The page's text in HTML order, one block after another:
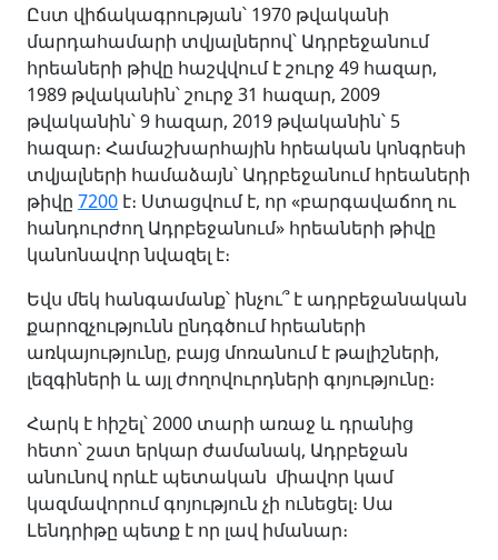
Ըստ վիճակագրության՝ 1970 թվականի
մարդահամարի տվյալներով՝ Ադրբեջանում
հրեաների թիվը հաշվվում է շուրջ 49 հազար,
1989 թվականին՝ շուրջ 31 հազար, 2009
թվականին՝ 9 հազար, 2019 թվականին՝ 5
հազար։ Համաշխարհային հրեական կոնգրեսի
տվյալների համաձայն՝ Ադրբեջանում հրեաների
թիվը 7200 է։ Ստացվում է, որ «բարգավաճող ու
հանդուրժող Ադրբեջանում» հրեաների թիվը
կանոնավոր նվազել է։
Եվս մեկ հանգամանք՝ ինչու՞ է ադրբեջանական
քարոզչությունն ընդգծում հրեաների
առկայությունը, բայց մոռանում է թալիշների,
լեզգիների և այլ ժողովուրդների գոյությունը։
Հարկ է հիշել՝ 2000 տարի առաջ և դրանից
հետո՝ շատ երկար ժամանակ, Ադրբեջան
անունով որևէ պետական միավոր կամ
կազմավորում գոյություն չի ունեցել։ Սա
Լենդրիթը պետք է որ լավ իմանար։